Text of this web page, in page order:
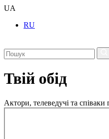
UA
RU
Твій обід
Актори, телеведучі та співаки